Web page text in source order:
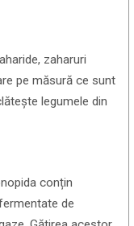
zaharuri
pe măsură ce sunt
legumele din
conțin
de